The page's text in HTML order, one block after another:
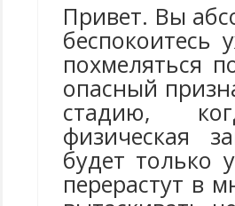
Привет. Вы
беспокоитесь
похмеляться
опасный
стадию,
физическая
будет только
перерастут в